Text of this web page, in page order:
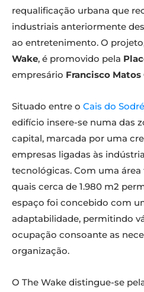
requalificação urbana que
industriais anteriormente
ao entretenimento. O
Wake, é promovido pela
empresário Francisco Matos
Situado entre o Cais do Sodré
edifício insere-se numa das
capital, marcada por uma
empresas ligadas às
tecnológicas. Com uma área
quais cerca de 1.980 m2
espaço foi concebido com
adaptabilidade, permitindo
ocupação consoante as
organização.
O The Wake distingue-se